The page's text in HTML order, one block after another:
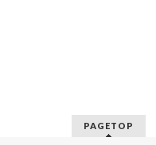
PAGETOP